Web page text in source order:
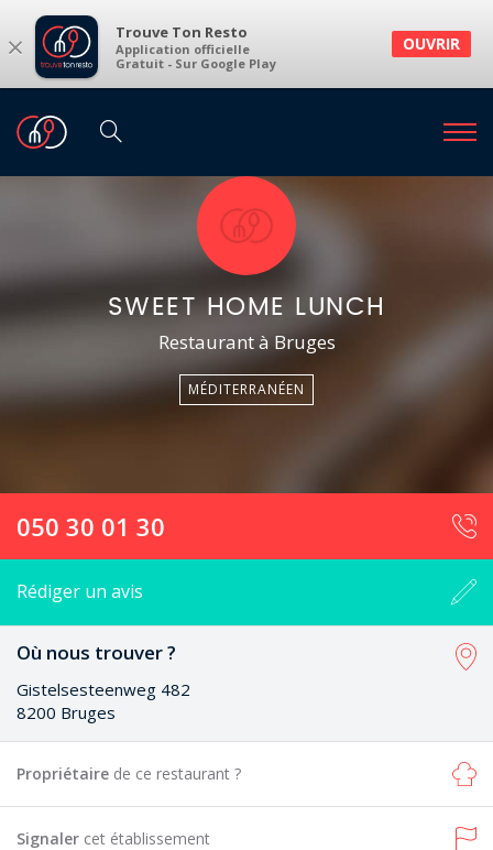
× Trouve Ton Resto
Application officielle
Gratuit - Sur Google Play
OUVRIR
SWEET HOME LUNCH
Restaurant à Bruges
MÉDITERRANÉEN
050 30 01 30
Rédiger un avis
Où nous trouver ?
Gistelsesteenweg 482
8200 Bruges
Propriétaire de ce restaurant ?
Signaler cet établissement